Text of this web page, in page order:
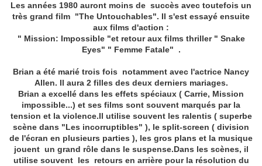
Les années 1980 auront moins de succès avec toutefois un
très grand film "The Untouchables". Il s'est essayé ensuite
aux films d'action :
" Mission: Impossible "et retour aux films thriller " Snake
Eyes" " Femme Fatale" .
Brian a été marié trois fois notamment avec l'actrice Nancy
Allen. Il aura 2 filles des deux derniers mariages.
Brian a excellé dans les effets spéciaux ( Carrie, Mission
impossible...) et ses films sont souvent marqués par la
tension et la violence.Il utilise souvent les ralentis ( superbe
scène dans "Les incorruptibles" ), le split-screen ( division
de l'écran en plusieurs parties ), les gros plans et la musique
jouent un grand rôle dans le suspense.Dans les scènes, il
utilise souvent les retours en arrière pour la résolution du